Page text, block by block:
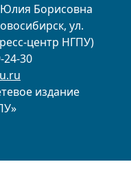
Борисовна
ул.
центр НГПУ)
24-30
издание